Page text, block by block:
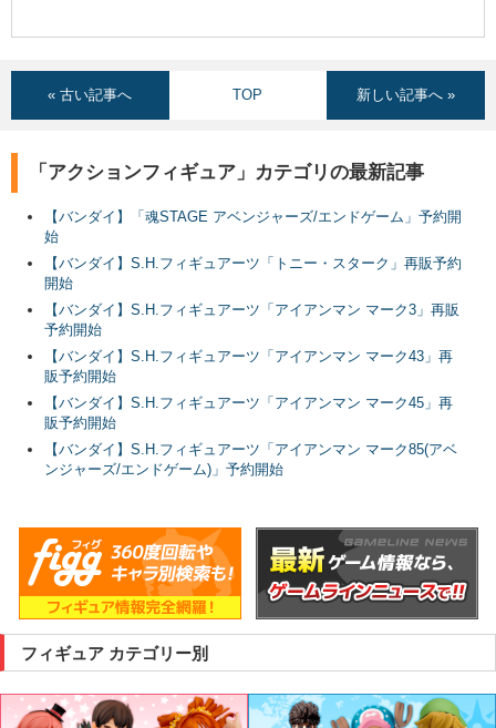
« 古い記事へ TOP 新しい記事へ »
「アクションフィギュア」カテゴリの最新記事
【バンダイ】「魂STAGE アベンジャーズ/エンドゲーム」予約開
始
【バンダイ】S.H.フィギュアーツ「トニー・スターク」再販予約
開始
【バンダイ】S.H.フィギュアーツ「アイアンマン マーク3」再販
予約開始
【バンダイ】S.H.フィギュアーツ「アイアンマン マーク43」再
販予約開始
【バンダイ】S.H.フィギュアーツ「アイアンマン マーク45」再
販予約開始
【バンダイ】S.H.フィギュアーツ「アイアンマン マーク85(アベ
ンジャーズ/エンドゲーム)」予約開始
フィギュア カテゴリー別